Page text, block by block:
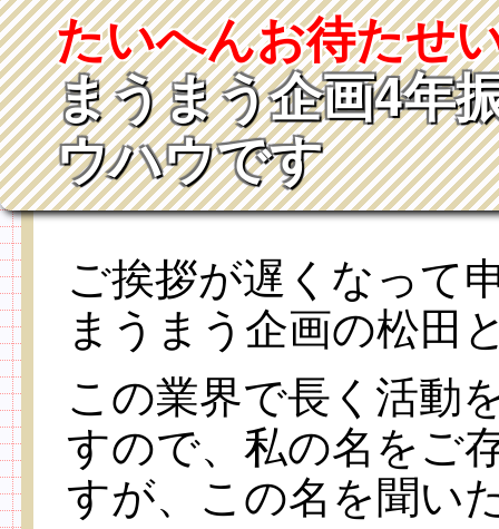
たいへんお待たせ
まうまう企画4年
ウハウです
ご挨拶が遅くなって
まうまう企画の松田
この業界で長く活動
すので、私の名をご
すが、この名を聞い